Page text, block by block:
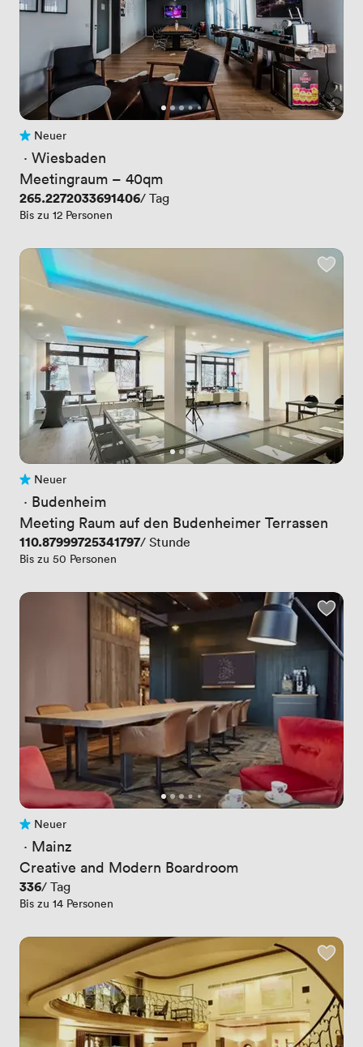
Noch keine Bewertungen
Neuer
· Wiesbaden
Meetingraum – 40qm
Preis
265.2272033691406/ Tag
Bis zu 12 Personen
Noch keine Bewertungen
Neuer
· Budenheim
Meeting Raum auf den Budenheimer Terrassen
Preis
110.87999725341797/ Stunde
Bis zu 50 Personen
Noch keine Bewertungen
Neuer
· Mainz
Creative and Modern Boardroom
Preis
336/ Tag
Bis zu 14 Personen